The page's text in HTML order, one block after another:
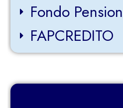
Fondo
FAPCREDITO